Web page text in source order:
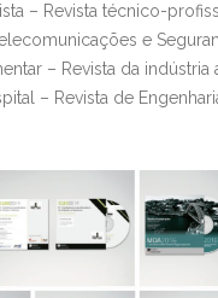
– Revista técnico-
e
– Revista da indústria
– Revista de